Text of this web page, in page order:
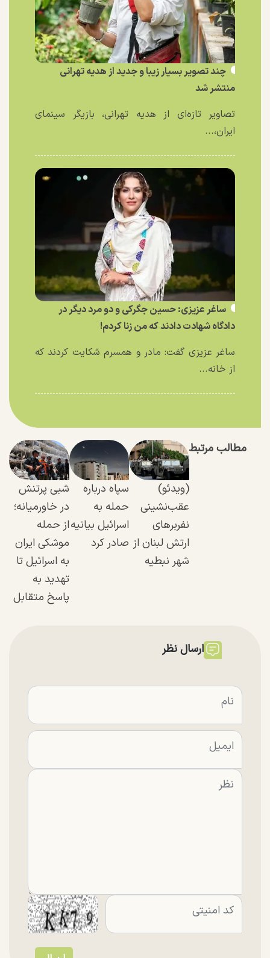
چند تصویر بسیار زیبا و جدید از هدیه تهرانی
منتشر شد
تصاویر تازه‌ای از هدیه تهرانی، بازیگر سینمای
ایران،...
ساغر عزیزی: حسین جگرکی و دو مرد دیگر در
دادگاه شهادت دادند که من زنا کردم!
ساغر عزیزی گفت: مادر و همسرم شکایت کردند که
از خانه...
مطالب مرتبط
(ویدئو)
عقب‌نشینی
نفر‌بر‌های
ارتش لبنان از
شهر نبطیه
سپاه درباره
حمله به
اسرائیل بیانیه
صادر کرد
شبی پرتنش
در خاورمیانه؛
از حمله
موشکی ایران
به اسرائیل تا
تهدید به
پاسخ متقابل
ارسال نظر